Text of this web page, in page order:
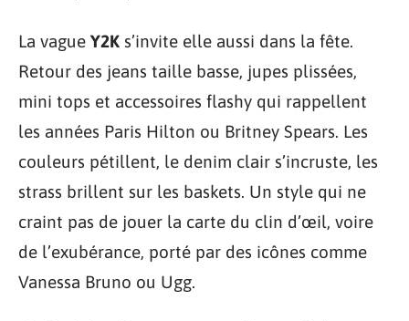
La vague Y2K s’invite elle aussi dans la fête.
Retour des jeans taille basse, jupes plissées,
mini tops et accessoires flashy qui rappellent
les années Paris Hilton ou Britney Spears. Les
couleurs pétillent, le denim clair s’incruste, les
strass brillent sur les baskets. Un style qui ne
craint pas de jouer la carte du clin d’œil, voire
de l’exubérance, porté par des icônes comme
Vanessa Bruno ou Ugg.